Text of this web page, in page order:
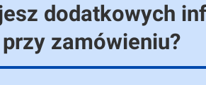
dodatkowych
zamówieniu?